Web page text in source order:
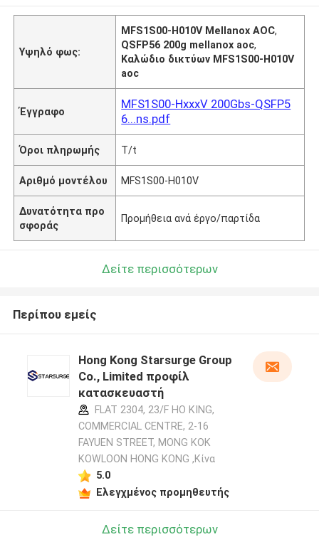
Υψηλό φως:
MFS1S00-H010V Mellanox AOC,
QSFP56 200g mellanox aoc,
Καλώδιο δικτύων MFS1S00-H010V
aoc
Έγγραφο
MFS1S00-HxxxV 200Gbs-QSFP5
6...ns.pdf
Όροι πληρωμής T/t
Αριθμό μοντέλου MFS1S00-H010V
Δυνατότητα προ
σφοράς
Προμήθεια ανά έργο/παρτίδα
Δείτε περισσότερων
Περίπου εμείς
Hong Kong Starsurge Group
Co., Limited προφίλ
κατασκευαστή
FLAT 2304, 23/F HO KING,
COMMERCIAL CENTRE, 2-16
FAYUEN STREET, MONG KOK
KOWLOON HONG KONG ,Κίνα
5.0
Ελεγχμένος προμηθευτής
Δείτε περισσότερων